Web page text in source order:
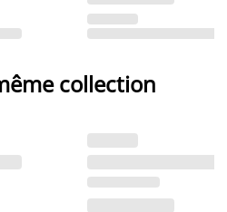
collection